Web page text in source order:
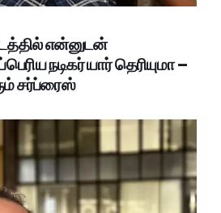
என்னுடன்
நடிகர் யார் தெரியுமா –
சர்ப்ரைஸ்